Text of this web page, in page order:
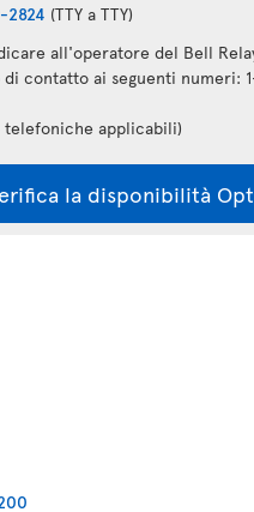
2824 (TTY a TTY)
all'operatore del Bell
contatto ai seguenti numeri:
applicabili)
la disponibilità